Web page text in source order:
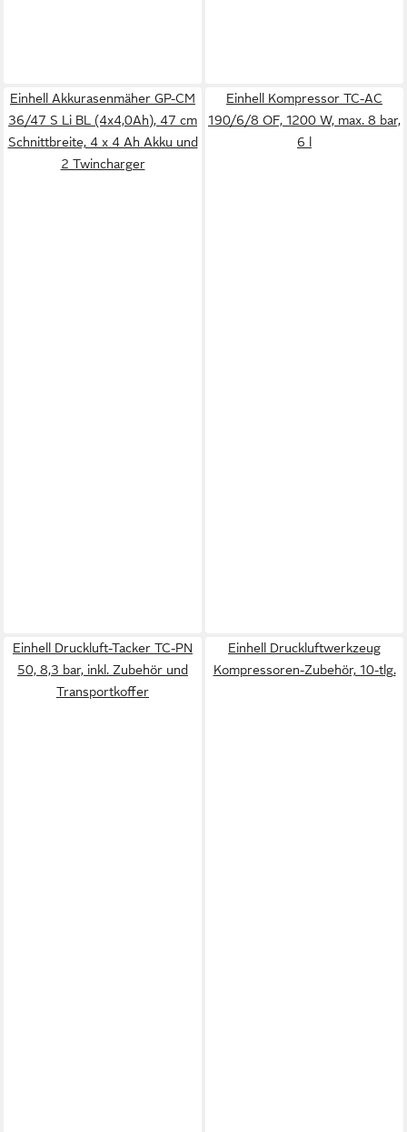
Einhell Akkurasenmäher GP-CM
36/47 S Li BL (4x4,0Ah), 47 cm
Schnittbreite, 4 x 4 Ah Akku und
2 Twincharger
Einhell Kompressor TC-AC
190/6/8 OF, 1200 W, max. 8 bar,
6 l
Einhell Druckluft-Tacker TC-PN
50, 8,3 bar, inkl. Zubehör und
Transportkoffer
Einhell Druckluftwerkzeug
Kompressoren-Zubehör, 10-tlg.